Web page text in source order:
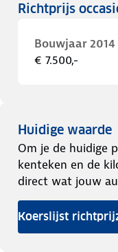
Richtprijs
Bouwjaar
€ 7.500,-
Huidige waarde
Om je de huidige
kenteken en de
direct wat jouw
Koerslijst